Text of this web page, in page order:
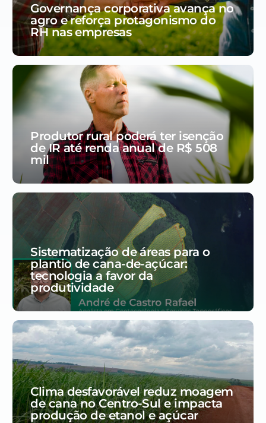
Governança corporativa avança no
agro e reforça protagonismo do
RH nas empresas
Produtor rural poderá ter isenção
de IR até renda anual de R$ 508
mil
Sistematização de áreas para o
plantio de cana-de-açúcar:
tecnologia a favor da
produtividade
Clima desfavorável reduz moagem
de cana no Centro-Sul e impacta
produção de etanol e açúcar